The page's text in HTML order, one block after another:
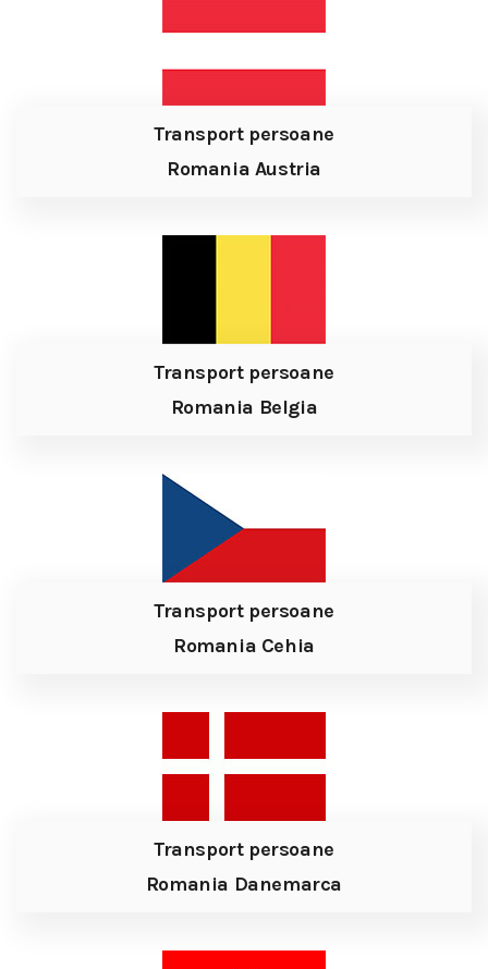
Transport persoane
Romania Austria
Transport persoane
Romania Belgia
Transport persoane
Romania Cehia
Transport persoane
Romania Danemarca